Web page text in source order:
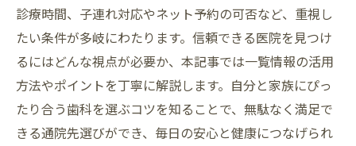
診療時間、子連れ対応やネット予約の可否など、重視し
たい条件が多岐にわたります。信頼できる医院を見つけ
るにはどんな視点が必要か、本記事では一覧情報の活用
方法やポイントを丁寧に解説します。自分と家族にぴっ
たり合う歯科を選ぶコツを知ることで、無駄なく満足で
きる通院先選びができ、毎日の安心と健康につなげられ